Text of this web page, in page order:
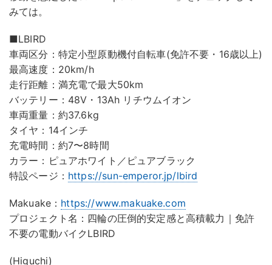
みては。
■LBIRD
車両区分：特定小型原動機付自転車(免許不要・16歳以上)
最高速度：20km/h
走行距離：満充電で最大50km
バッテリー：48V・13Ah リチウムイオン
車両重量：約37.6kg
タイヤ：14インチ
充電時間：約7〜8時間
カラー：ピュアホワイト／ピュアブラック
特設ページ： https://sun-emperor.jp/lbird
Makuake： https://www.makuake.com
プロジェクト名：四輪の圧倒的安定感と高積載力｜免許
不要の電動バイクLBIRD
(Higuchi)